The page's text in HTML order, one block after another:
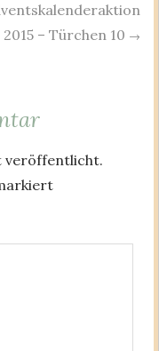
2015 – Türchen 10 →
veröffentlicht.